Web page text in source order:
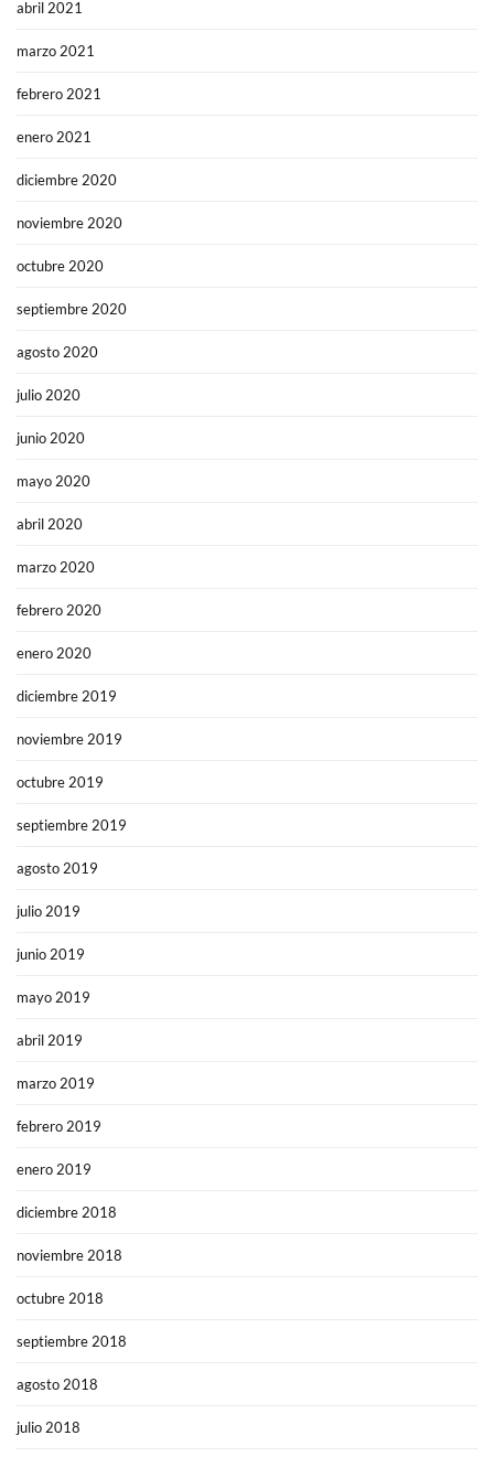
abril 2021
marzo 2021
febrero 2021
enero 2021
diciembre 2020
noviembre 2020
octubre 2020
septiembre 2020
agosto 2020
julio 2020
junio 2020
mayo 2020
abril 2020
marzo 2020
febrero 2020
enero 2020
diciembre 2019
noviembre 2019
octubre 2019
septiembre 2019
agosto 2019
julio 2019
junio 2019
mayo 2019
abril 2019
marzo 2019
febrero 2019
enero 2019
diciembre 2018
noviembre 2018
octubre 2018
septiembre 2018
agosto 2018
julio 2018